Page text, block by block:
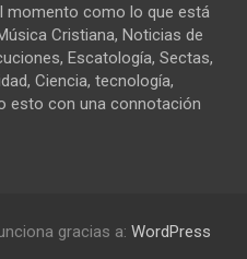
momento como lo que está
Cristiana, Noticias de
Escatología, Sectas,
Ciencia, tecnología,
esto con una connotación
gracias a: WordPress